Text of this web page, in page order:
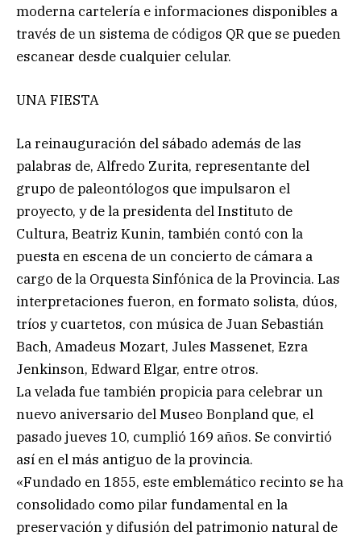
moderna cartelería e informaciones disponibles a
través de un sistema de códigos QR que se pueden
escanear desde cualquier celular.
UNA FIESTA
La reinauguración del sábado además de las
palabras de, Alfredo Zurita, representante del
grupo de paleontólogos que impulsaron el
proyecto, y de la presidenta del Instituto de
Cultura, Beatriz Kunin, también contó con la
puesta en escena de un concierto de cámara a
cargo de la Orquesta Sinfónica de la Provincia. Las
interpretaciones fueron, en formato solista, dúos,
tríos y cuartetos, con música de Juan Sebastián
Bach, Amadeus Mozart, Jules Massenet, Ezra
Jenkinson, Edward Elgar, entre otros.
La velada fue también propicia para celebrar un
nuevo aniversario del Museo Bonpland que, el
pasado jueves 10, cumplió 169 años. Se convirtió
así en el más antiguo de la provincia.
«Fundado en 1855, este emblemático recinto se ha
consolidado como pilar fundamental en la
preservación y difusión del patrimonio natural de